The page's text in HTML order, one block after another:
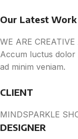
Our Latest Work
WE ARE CREATIVE
Accum luctus dolor
ad minim veniam.
CLIENT
MINDSPARKLE
DESIGNER